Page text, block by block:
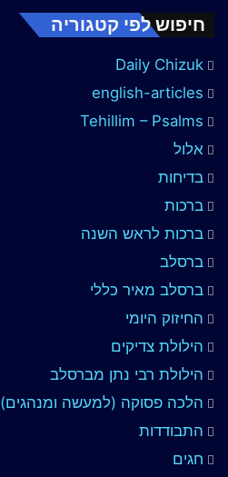
חיפוש לפי קטגוריה
Daily Chizuk
english-articles
Tehillim – Psalms
אלול
בדיחות
ברכות
ברכות לראש השנה
ברסלב
ברסלב מאיר כללי
החיזוק היומי
הילולת צדיקים
הילולת רבי נתן מברסלב
הלכה פסוקה (למעשה ומנהגים)
התבודדות
חגים